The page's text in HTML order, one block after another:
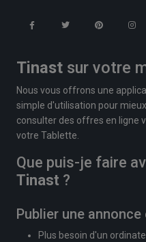
Tinast sur votre
Nous vous offrons une
simple d'utilisation pour
consulter des offres en ligne
votre Tablette.
Que puis-je faire
Tinast ?
Publier une annonce
Plus besoin d'un